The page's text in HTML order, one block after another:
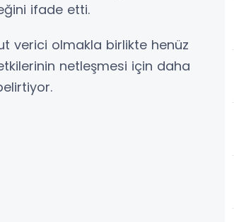
ifade etti.
verici olmakla birlikte henüz
netleşmesi için daha